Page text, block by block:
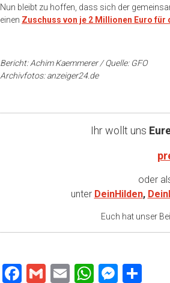
Nun bleibt zu hoffen, dass sich der
einen Zuschuss von je 2 Millionen Euro für
Bericht: Achim Kaemmerer / Quelle: GFO
Archivfotos: anzeiger24.de
Ihr wollt uns
oder
unter DeinHilden,
Euch hat unser
Facebook
GmailEmailWhatsApp